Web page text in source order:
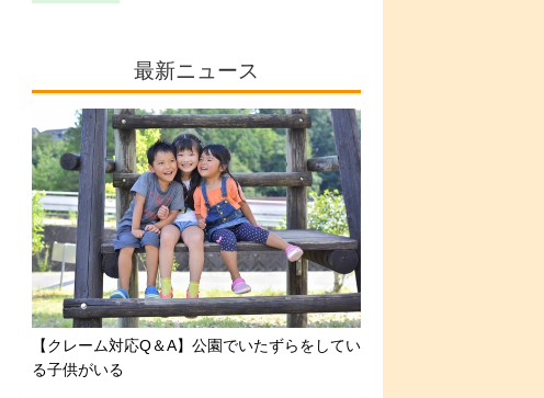
最新ニュース
【クレーム対応Q＆A】公園でいたずらをしてい
る子供がいる